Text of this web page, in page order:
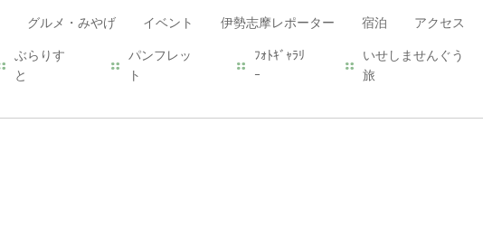
グルメ・みやげ イベント 伊勢志摩レポーター 宿泊 アクセス
ぶらりす
と
パンフレッ
ト
ﾌｫﾄｷﾞｬﾗﾘ
ｰ
いせしませんぐう
旅